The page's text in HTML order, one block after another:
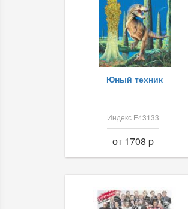
Юный техник
Индекс Е43133
от 1708 p